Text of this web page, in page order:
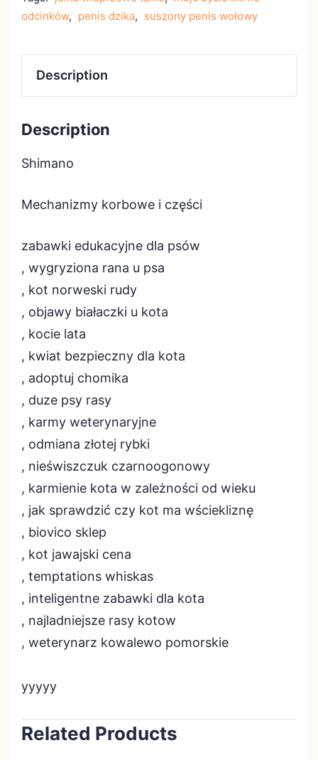
odcinków, penis dzika, suszony penis wołowy
Description
Description
Shimano
Mechanizmy korbowe i części
zabawki edukacyjne dla psów
, wygryziona rana u psa
, kot norweski rudy
, objawy białaczki u kota
, kocie lata
, kwiat bezpieczny dla kota
, adoptuj chomika
, duze psy rasy
, karmy weterynaryjne
, odmiana złotej rybki
, nieświszczuk czarnoogonowy
, karmienie kota w zależności od wieku
, jak sprawdzić czy kot ma wściekliznę
, biovico sklep
, kot jawajski cena
, temptations whiskas
, inteligentne zabawki dla kota
, najladniejsze rasy kotow
, weterynarz kowalewo pomorskie
yyyyy
Related Products